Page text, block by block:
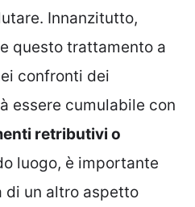
Innanzitutto,
questo trattamento a
confronti dei
essere cumulabile con
retributivi o
luogo, è importante
di un altro aspetto